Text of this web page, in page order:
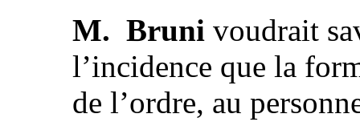
M. Bruni voudrait
l’incidence que la
de l’ordre, au